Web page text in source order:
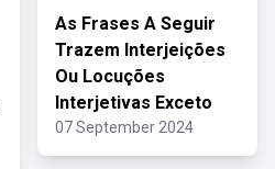
As Frases A Seguir
Trazem Interjeições
Ou Locuções
Interjetivas Exceto
07 September 2024